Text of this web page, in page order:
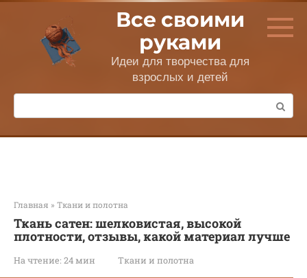
Перейти
контенту
Все своими
руками
Идеи для творчества для
взрослых и детей
Поиск:
Главная » Ткани и полотна
Ткань сатен: шелковистая, высокой
плотности, отзывы, какой материал лучше
На чтение: 24 мин Ткани и полотна